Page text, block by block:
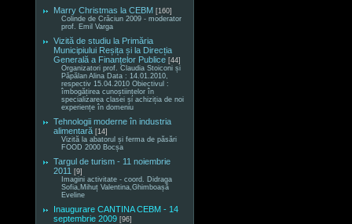
Marry Christmas la CEBM [160]
Colinde de Crăciun 2009 - moderator
prof. Emil Varga
Vizită de studiu la Primăria
Municipiului Reșița și la Direcția
Generală a Finanțelor Publice [44]
Organizatori prof. Claudia Stoiconi și
Păpălan Alina Data : 14.01.2010,
respectiv 15.04.2010 Obiectivul :
îmbogățirea cunoștiințelor în
specializarea clasei și achiziția de noi
experiențe în domeniu
Tehnologii moderne în industria
alimentară [14]
Vizită la abatorul și ferma de păsări
FOOD 2000 Bocșa
Targul de turism - 11 noiembrie
2011 [9]
Imagini activitate - coord. Didraga
Sofia,Mihuț Valentina,Ghimboașă
Eveline
Inaugurare CANTINA CEBM - 14
septembrie 2009 [96]